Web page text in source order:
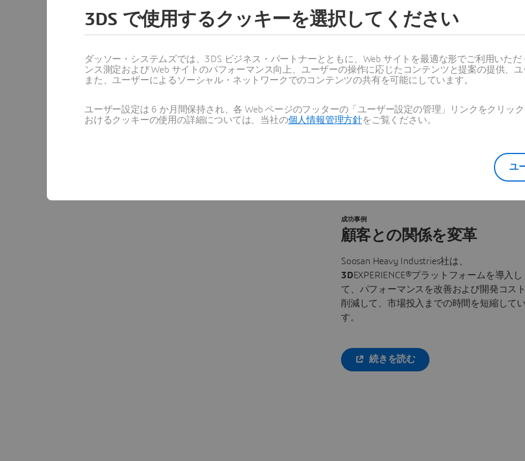
データを運用（データ主導型）するプロセスへ移行。
これまでは必要なデータを見ることができなかった関係者との間でより広範な連携
その他の企業情報システムとの統合できるオープン性
顧客との関係を変革
成功事例
Soosan Heavy Industries社は、
3DEXPERIENCE®プラットフォームを導入し
て、パフォーマンスを改善および開発コス
削減して、市場投入までの時間を短縮して
す。
続きを読む
3DS で使用するクッキーを選択してください
ダッソー・システムズでは、3DS ビジネス・パートナーとともに、Web サイトを最適な形でご利用いた
ンス測定および Web サイトのパフォーマンス向上、ユーザーの操作に応じたコンテンツと提案の提供、
また、ユーザーによるソーシャル・ネットワークでのコンテンツの共有を可能にしています。
ユーザー設定は 6 か月間保持され、各 Web ページのフッターの「ユーザー設定の管理」リンクをクリッ
おけるクッキーの使用の詳細については、当社の個人情報管理方針をご覧ください。
ユ